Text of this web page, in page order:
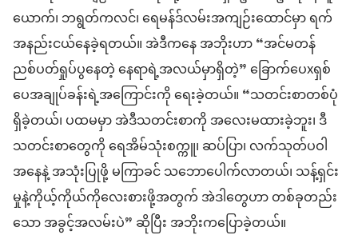
ယောက်၊ ဘ​ရွတ်​က​လင်၊ ရေ​မ​န်ဒ်​လမ်း​အကျဉ်းထောင်​မှာ ရက်​
အနည်းငယ်​နေခဲ့​ရတယ်။ အဲဒီ​ကနေ အဘိုး​ဟာ “အင်မတန်​
ညစ်ပတ်​ရှုပ်ပွ​နေတဲ့ နေရာ​ရဲ့​အလယ်မှာ​ရှိတဲ့” ခြောက်​ပေ​xရှစ်​
ပေ​အချုပ်ခန်း​ရဲ့​အကြောင်းကို ရေးခဲ့တယ်။ “သတင်းစာ​တစ်​ပုံ​
ရှိခဲ့တယ်၊ ပထမ​မှာ အဲဒီ​သတင်းစာ​ကို အလေး​မထား​ခဲ့​ဘူး၊ ဒီ​
သတင်းစာတွေ​ကို ရေ​အိမ်သုံး​စက္ကူ၊ ဆပ်ပြာ၊ လက်​သုတ်​ပဝါ​
အနေ​နဲ့ အသုံးပြု​ဖို့ မကြာခင် သဘောပေါက်​လာတယ်၊ သန့်ရှင်း
မှု​နဲ့​ကိုယ့်​ကိုယ်ကို​လေးစားဖို့​အတွက် အဲဒါတွေဟာ တစ်ခု​တည်း​
သော အခွင့်အလမ်း​ပဲ” ဆိုပြီး အဘိုး​က​ပြော​ခဲ့တယ်။